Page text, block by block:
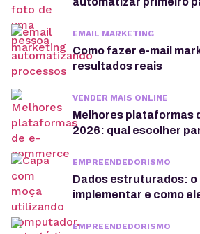
EMAIL MARKETING
Como fazer e-mail
resultados reais
VENDER MAIS ONLINE
Melhores plataformas
2026: qual escolher
EMPREENDEDORISMO
Dados estruturados: o
implementar e como
EMPREENDEDORISMO